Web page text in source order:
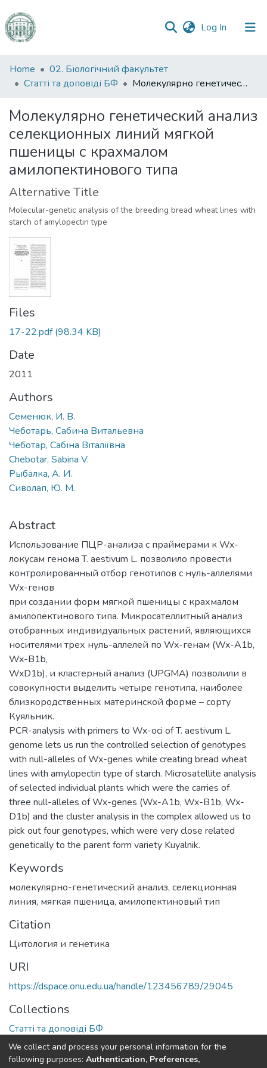
Log In (current)
Communities
&
All of DSpace
Statistics
Home
02. Біологічний факультет
Статті та доповіді БФ
Молекулярно генетический анализ селекционных линий мягкой пшеницы с крахмалом амилопектинового типа
Молекулярно генетический анализ
селекционных линий мягкой
пшеницы с крахмалом
амилопектинового типа
Alternative Title
Molecular-genetic analysis of the breeding bread wheat lines with
starch of amylopectin type
Files
17-22.pdf(98.34 KB)
Date
2011
Authors
Семенюк, И. В.
Чеботарь, Сабина Витальевна
Чеботар, Сабіна Віталіївна
Chebotar, Sabina V.
Рыбалка, А. И.
Сиволап, Ю. М.
Abstract
Использование ПЦР-анализа с праймерами к Wx-
локусам генома T. aestivum L. позволило провести
контролированный отбор генотипов с нуль-аллелями
Wx-генов
при создании форм мягкой пшеницы с крахмалом
амилопектинового типа. Микросателлитный анализ
отобранных индивидуальных растений, являющихся
носителями трех нуль-аллелей по Wx-генам (Wx-A1b,
Wx-B1b,
WxD1b), и кластерный анализ (UPGMA) позволили в
совокупности выделить четыре генотипа, наиболее
близкородственных материнской форме – сорту
Куяльник.
PCR-analysis with primers to Wx-oci of T. aestivum L.
genome lets us run the controlled selection of genotypes
with null-alleles of Wx-genes while creating bread wheat
lines with amylopectin type of starch. Microsatellite analysis
of selected individual plants which were the carries of
three null-alleles of Wx-genes (Wx-A1b, Wx-B1b, Wx-
D1b) and the cluster analysis in the complex allowed us to
pick out four genotypes, which were very close related
genetically to the parent form variety Kuyalnik.
Keywords
молекулярно-генетический анализ, селекционная
линия, мягкая пшеница, амилопектиновый тип
Citation
Цитология и генетика
URI
https://dspace.onu.edu.ua/handle/123456789/29045
Collections
Статті та доповіді БФ
Full item page
We collect and process your personal information for the
following purposes: Authentication, Preferences,